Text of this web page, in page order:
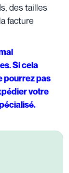
des tailles
facture
Si cela
pourrez pas
votre